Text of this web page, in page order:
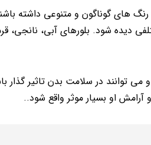
های گوناگون و متنوعی داشته
شود. بلورهای آبی، نانجی،
توانند در سلامت بدن تاثیر
او بسیار موثر واقع شود..